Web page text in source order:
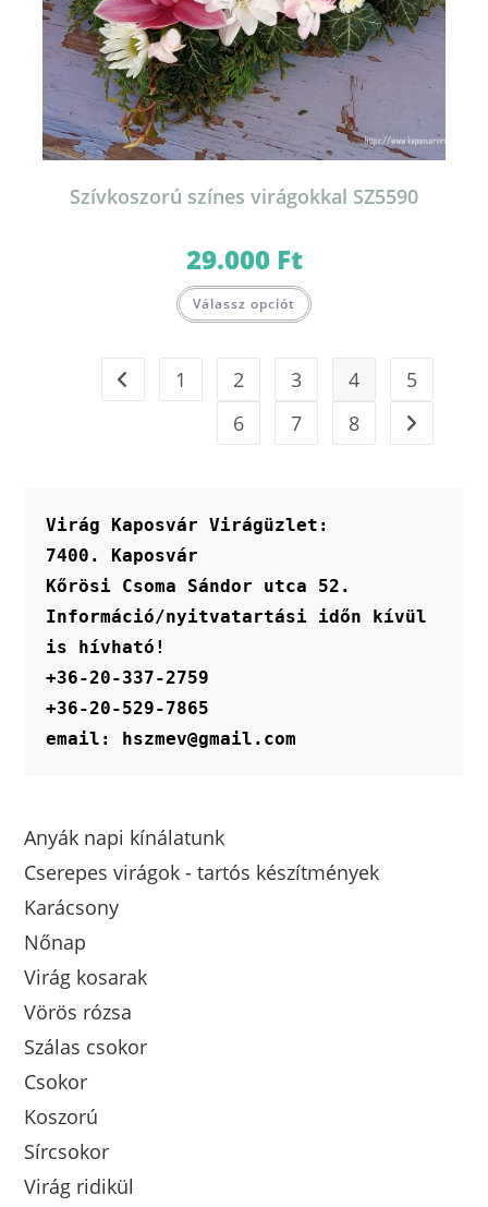
Szívkoszorú színes virágokkal SZ5590
29.000 Ft
Válassz opciót
1 2 3 4
5
6
7 8
Virág Kaposvár Virágüzlet:
7400. Kaposvár
Kőrösi Csoma Sándor utca 52.
Információ/nyitvatartási időn kívül
is hívható!
+36-20-337-2759
+36-20-529-7865
email: hszmev@gmail.com
Anyák napi kínálatunk
Cserepes virágok - tartós készítmények
Karácsony
Nőnap
Virág kosarak
Vörös rózsa
Szálas csokor
Csokor
Koszorú
Sírcsokor
Virág ridikül